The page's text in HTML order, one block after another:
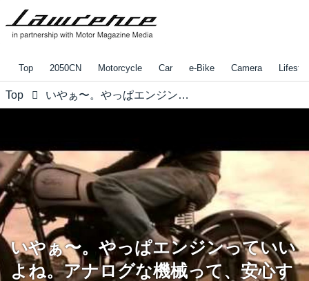
Top 2050CN Motorcycle Car e-Bike Camera
Top いやぁ〜。やっぱエンジンっていいよね。アナログな機械って、安心するよね：カフェレーサーカスタムのPipeburnの動画集
いやぁ〜。やっぱエンジンっていい
よね。アナログな機械って、安心す